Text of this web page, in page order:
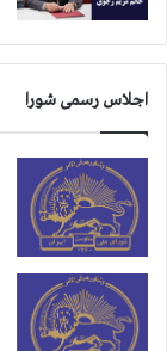
اجلاس رسمی شورا